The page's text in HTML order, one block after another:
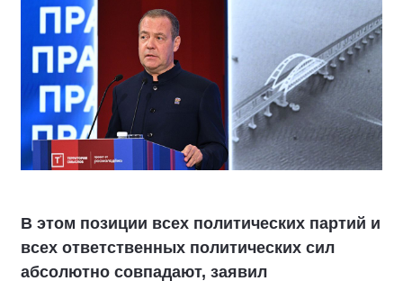
В этом позиции всех политических партий и
всех ответственных политических сил
абсолютно совпадают, заявил